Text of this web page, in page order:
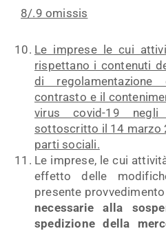
8/.9 omissis
Le imprese le cui
rispettano i contenuti
di
contrasto e il
virus covid-19
sottoscritto il 14 marzo
parti sociali.
Le imprese, le cui
effetto delle
presente provvedimento
necessarie alla
spedizione della